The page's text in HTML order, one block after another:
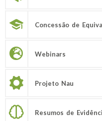
Concessão de
Webinars
Projeto Nau
Resumos de